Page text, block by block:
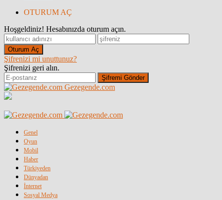
OTURUM AÇ
Hoşgeldiniz! Hesabınızda oturum açın.
Şifrenizi mi unuttunuz?
Şifrenizi geri alın.
Gezegende.com
Genel
Oyun
Mobil
Haber
Türkiyeden
Dünyadan
İnternet
Sosyal Medya